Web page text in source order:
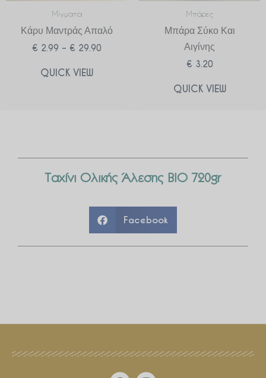
Μίγματα
Κάρυ Μαντράς Απαλό
€ 2.99 – € 29.90
QUICK VIEW
Μπάρες
Μπάρα Σύκο Και
Αιγίνης
€ 3.20
QUICK VIEW
Ταχίνι Ολικής Άλεσης ΒΙΟ 720gr
Facebook